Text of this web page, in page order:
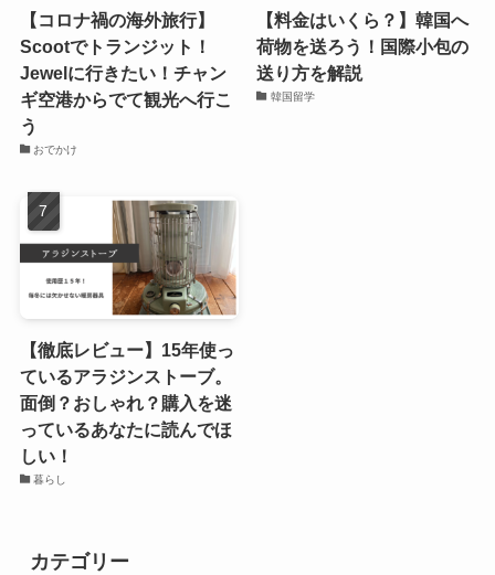
【コロナ禍の海外旅行】
Scootでトランジット！
Jewelに行きたい！チャン
ギ空港からでて観光へ行こ
う
おでかけ
【料金はいくら？】韓国へ
荷物を送ろう！国際小包の
送り方を解説
韓国留学
【徹底レビュー】15年使っ
ているアラジンストーブ。
面倒？おしゃれ？購入を迷
っているあなたに読んでほ
しい！
暮らし
カテゴリー